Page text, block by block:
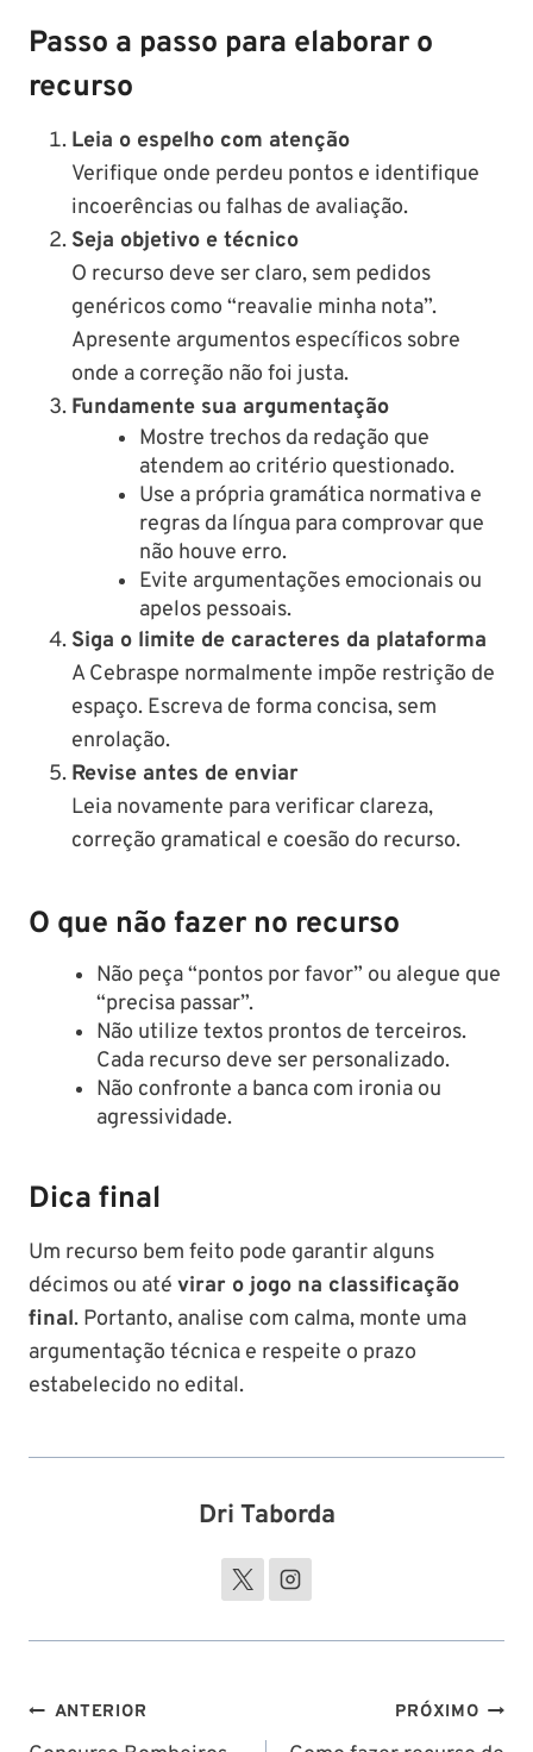
Passo a passo para elaborar o
recurso
Leia o espelho com atenção
Verifique onde perdeu pontos e identifique
incoerências ou falhas de avaliação.
Seja objetivo e técnico
O recurso deve ser claro, sem pedidos
genéricos como “reavalie minha nota”.
Apresente argumentos específicos sobre
onde a correção não foi justa.
Fundamente sua argumentação
Mostre trechos da redação que
atendem ao critério questionado.
Use a própria gramática normativa e
regras da língua para comprovar que
não houve erro.
Evite argumentações emocionais ou
apelos pessoais.
Siga o limite de caracteres da plataforma
A Cebraspe normalmente impõe restrição de
espaço. Escreva de forma concisa, sem
enrolação.
Revise antes de enviar
Leia novamente para verificar clareza,
correção gramatical e coesão do recurso.
O que não fazer no recurso
Não peça “pontos por favor” ou alegue que
“precisa passar”.
Não utilize textos prontos de terceiros.
Cada recurso deve ser personalizado.
Não confronte a banca com ironia ou
agressividade.
Dica final
Um recurso bem feito pode garantir alguns
décimos ou até virar o jogo na classificação
final. Portanto, analise com calma, monte uma
argumentação técnica e respeite o prazo
estabelecido no edital.
Dri Taborda
Navegação
ANTERIOR PRÓXIMO